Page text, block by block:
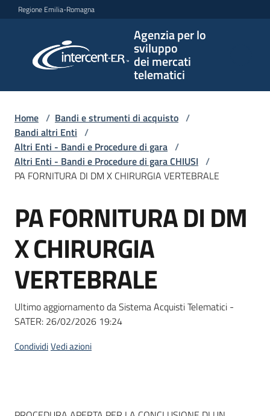
Vai al contenuto
Vai alla navigazione
Vai al footer
Regione Emilia-Romagna
Agenzia per lo
sviluppo
dei mercati
telematici
per lo
sviluppo
telematici
L'Agenzia
Bandi
strumenti
acquisto
Supporto
Home / Bandi e strumenti di acquisto /
Bandi altri Enti /
Altri Enti - Bandi e Procedure di gara /
Altri Enti - Bandi e Procedure di gara CHIUSI /
PA FORNITURA DI DM X CHIRURGIA VERTEBRALE
Salta al contenuto
PA FORNITURA DI DM
X CHIRURGIA
VERTEBRALE
Ultimo aggiornamento da Sistema Acquisti Telematici -
SATER: 26/02/2026 19:24
CondividiVedi azioni